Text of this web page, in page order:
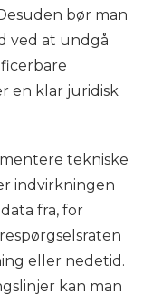
bør man
ved at undgå
en klar juridisk
tekniske
indvirkningen
fra, for
eller nedetid.
kan man